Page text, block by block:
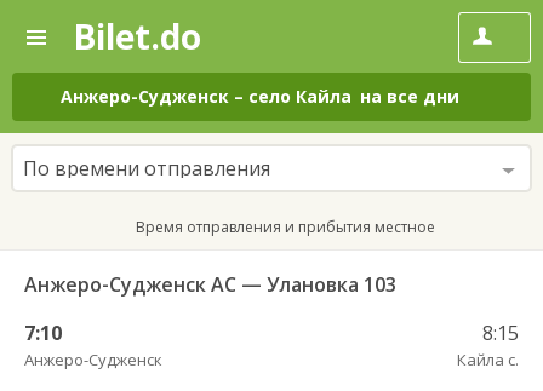
—
Поиск
и
покупка
билетов
на
автобус
онлайн
Bilet.do
Анжеро-Судженск – село Кайла на все дни
По времени отправления
Время отправления и прибытия местное
Анжеро-Судженск АС — Улановка 103
7:10
Анжеро-Судженск
8:15
Кайла с.